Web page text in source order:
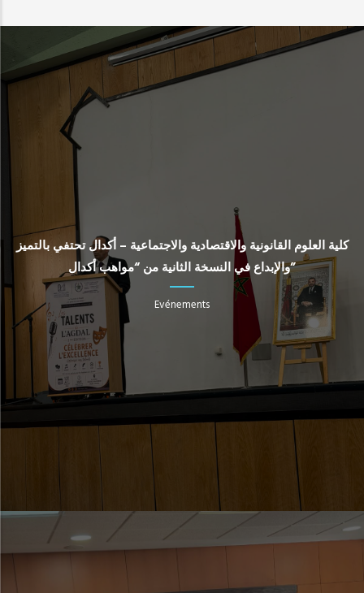
كلية العلوم القانونية والاقتصادية والاجتماعية – أكدال تحتفي بالتميز
والإبداع في النسخة الثانية من “مواهب أكدال”
Evénements